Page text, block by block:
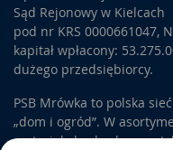
krawężnika do wysokości
Betonowekrawężniki
profesjonalnego
Krawężniki ogrodowe
się też różnić rozmiarem.
wydzielają granice
szeroki wybór krawędzi i
Sąd Rejonowy w Kielcach
pod nr KRS 0000661047,
kapitał wpłacony:
dużego przedsiębiorcy.
PSB Mrówka to polska
„dom i ogród”. W
materiały budowlane,